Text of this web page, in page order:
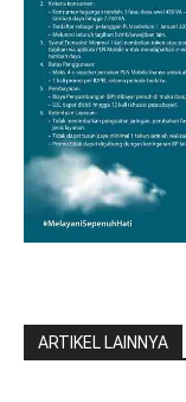
ARTIKEL LAINNYA